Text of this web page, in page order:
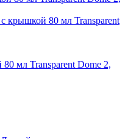
мл Transparent Dome 2,